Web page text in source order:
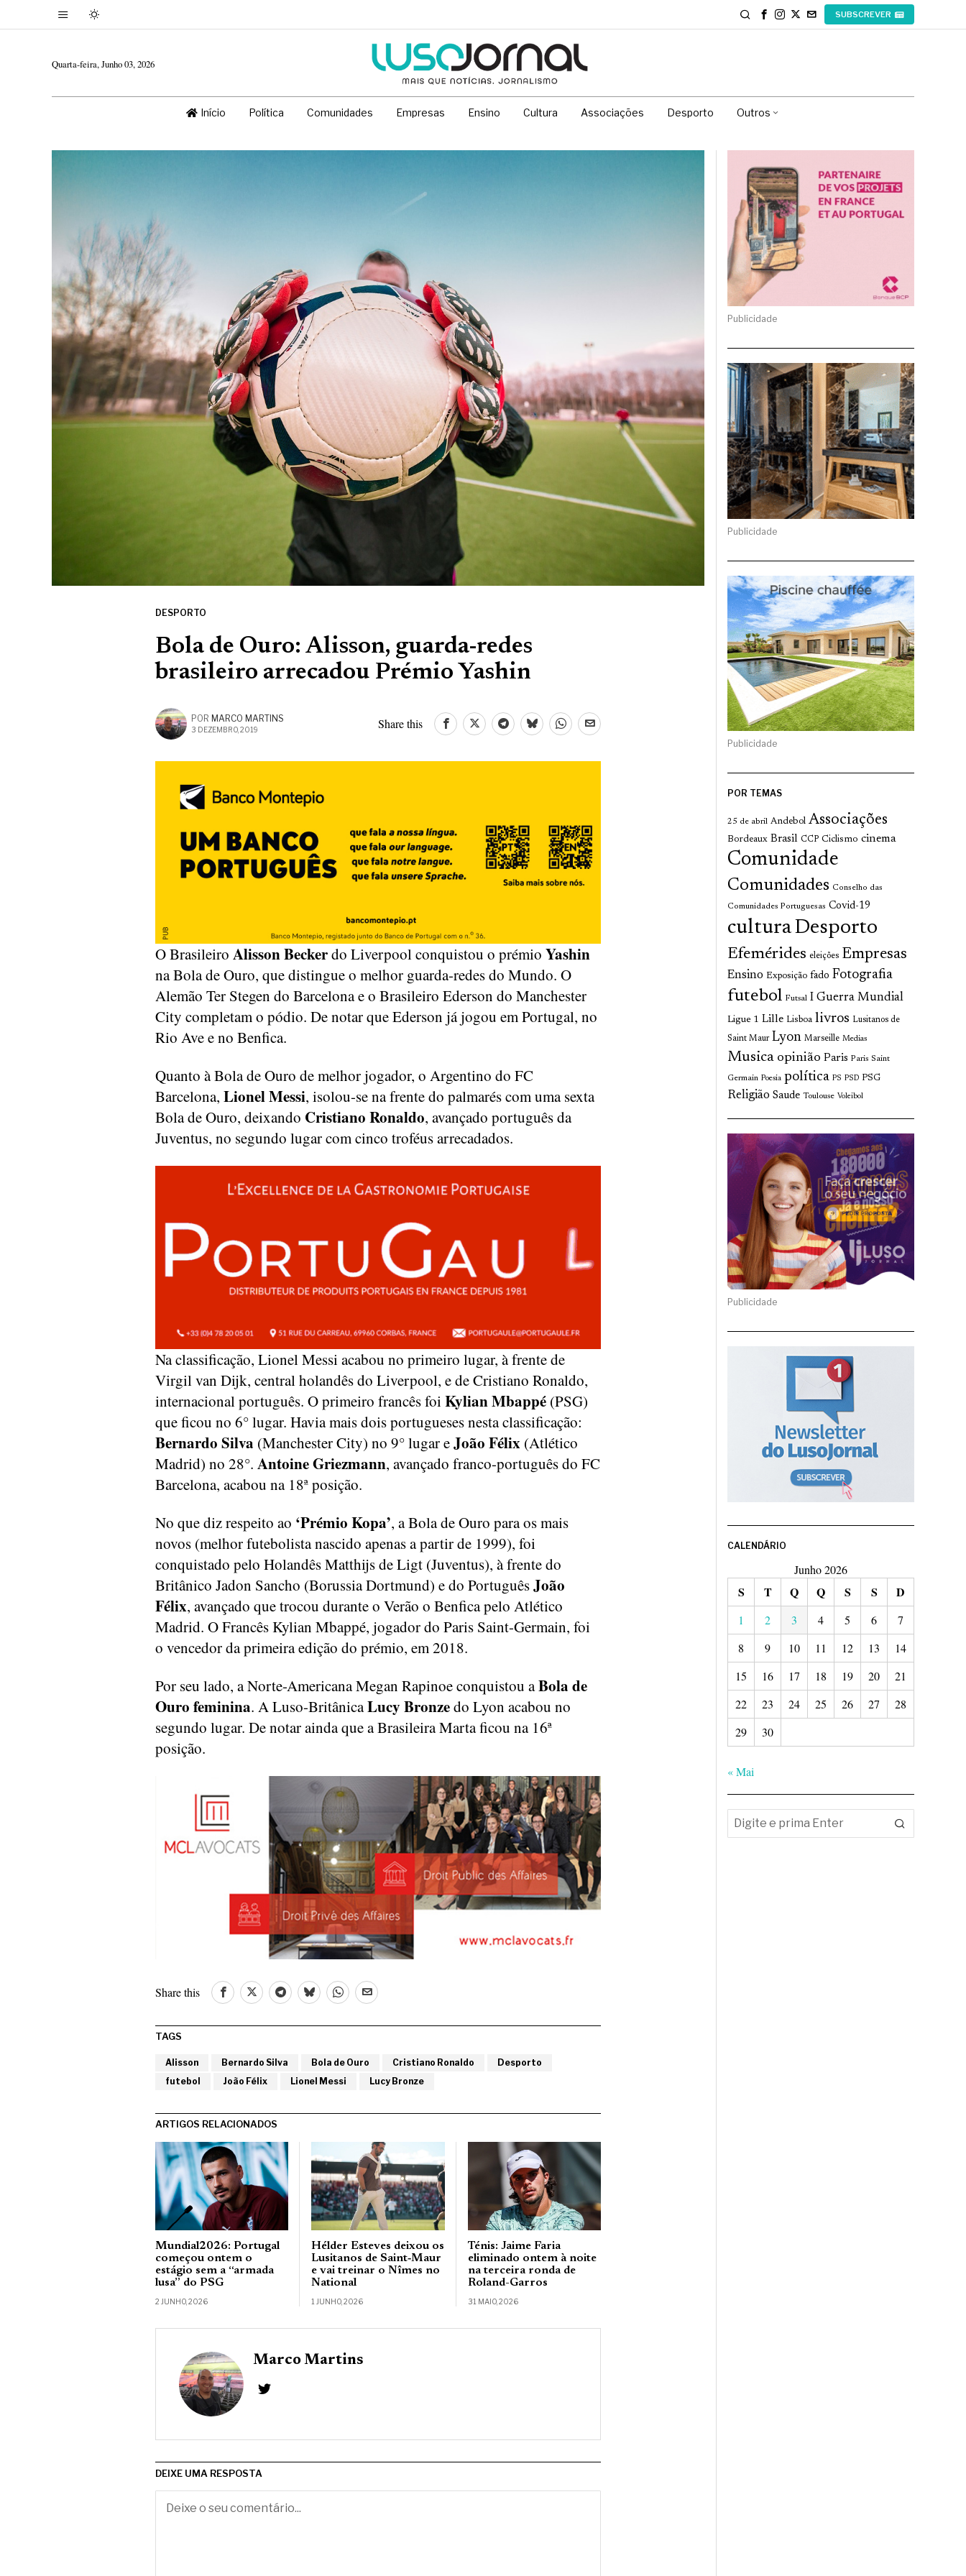
SUBSCREVER
Quarta-feira, Junho 03, 2026
Início Política Comunidades Empresas Ensino Cultura Associações Desporto Outros
DESPORTO
Bola de Ouro: Alisson, guarda-redes
brasileiro arrecadou Prémio Yashin
POR MARCO MARTINS
3 DEZEMBRO, 2019 Share this
O Brasileiro Alisson Beckerdo Liverpool conquistou o prémio Yashin
na Bola de Ouro, que distingue o melhor guarda-redes do Mundo. O
Alemão Ter Stegen do Barcelona e o Brasileiro Ederson do Manchester
City completam o pódio. De notar que Ederson já jogou em Portugal, no
Rio Ave e no Benfica.
Quanto à Bola de Ouro de melhor jogador, o Argentino do FC
Barcelona, Lionel Messi, isolou-se na frente do palmarés com uma sexta
Bola de Ouro, deixando Cristiano Ronaldo, avançado português da
Juventus, no segundo lugar com cinco troféus arrecadados.
Na classificação, Lionel Messi acabou no primeiro lugar, à frente de
Virgil van Dijk, central holandês do Liverpool, e de Cristiano Ronaldo,
internacional português. O primeiro francês foiKylian Mbappé (PSG)
que ficou no 6° lugar. Havia mais dois portugueses nesta classificação:
Bernardo Silva (Manchester City) no 9° lugar eJoão Félix (Atlético
Madrid) no 28°. Antoine Griezmann, avançado franco-português do FC
Barcelona, acabou na 18ª posição.
No que diz respeito ao ‘Prémio Kopa’, a Bola de Ouro para os mais
novos (melhor futebolista nascido apenas a partir de 1999), foi
conquistado pelo Holandês Matthijs de Ligt (Juventus), à frente do
Britânico Jadon Sancho (Borussia Dortmund) e do PortuguêsJoão
Félix, avançado que trocou durante o Verão o Benfica pelo Atlético
Madrid. O Francês Kylian Mbappé, jogador do Paris Saint-Germain, foi
o vencedor da primeira edição do prémio, em 2018.
Por seu lado, a Norte-Americana Megan Rapinoe conquistou aBola de
Ouro feminina. A Luso-BritânicaLucy Bronzedo Lyon acabou no
segundo lugar. De notar ainda que a Brasileira Marta ficou na 16ª
posição.
Share this
TAGS
Alisson Bernardo Silva Bola de Ouro Cristiano Ronaldo
Desporto
futebol
João Félix Lionel Messi Lucy Bronze
ARTIGOS RELACIONADOS
Mundial2026: Portugal
começou ontem o
estágio sem a “armada
lusa” do PSG
2 JUNHO, 2026
Hélder Esteves deixou os
Lusitanos de Saint‑Maur
e vai treinar o Nîmes no
National
1 JUNHO, 2026
Ténis: Jaime Faria
eliminado ontem à noite
na terceira ronda de
Roland-Garros
31 MAIO, 2026
Marco Martins
DEIXE UMA RESPOSTA
Publicidade
Publicidade
Publicidade
POR TEMAS
25 de abril Andebol Associações
Bordeaux Brasil CCP Ciclismo cinema
Comunidade
Comunidades Conselho das
Comunidades Portuguesas Covid-19
culturaDesporto
Efemérides eleições Empresas
Ensino Exposição fado Fotografia
futebol Futsal I Guerra Mundial
Ligue 1 Lille Lisboa livros Lusitanos de
Saint Maur Lyon Marseille Medias
Musica opinião Paris Paris Saint
Germain Poesia política PS PSD PSG
Religião Saude Toulouse Voleibol
Publicidade
CALENDÁRIO
Junho 2026
S T Q Q S S D
1 2 3 4 5 6
7
8
9 10 11 12 13
14
15
16 17 18 19 20
21
22
23 24 25 26 27
28
29
30
« Mai